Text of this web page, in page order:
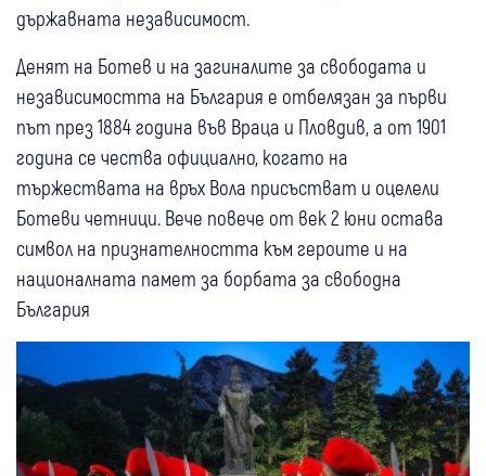
държавната независимост.
Денят на Ботев и на загиналите за свободата и
независимостта на България е отбелязан за първи
път през 1884 година във Враца и Пловдив, а от 1901
година се чества официално, когато на
тържествата на връх Вола присъстват и оцелели
Ботеви четници. Вече повече от век 2 юни остава
символ на признателността към героите и на
националната памет за борбата за свободна
България